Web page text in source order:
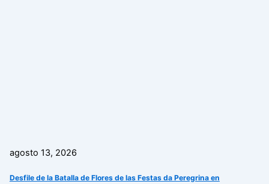
agosto 13, 2026
Desfile de la Batalla de Flores de las Festas da Peregrina en